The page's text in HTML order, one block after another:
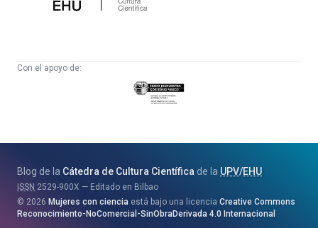
Científica
Con el apoyo de:
Eusko
Jaurlaritza
eta
Berrikuntza
Saila
Blog de la Cátedra de Cultura Científica de la UPV/EHU
ISSN 2529-900X
Editado en Bilbao
2026 Mujeres con ciencia está bajo una licencia Creative Commons
Reconocimiento-NoComercial-SinObraDerivada 4.0 Internacional